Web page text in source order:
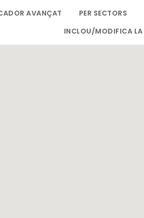
AVANÇAT PER SECTORS
INCLOU/MODIFICA LA